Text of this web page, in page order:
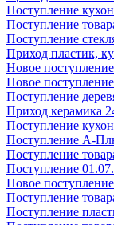
Поступление
Поступление
Поступление
Приход пластик,
Новое
Новое
Поступление
Приход керамика
Поступление
Поступление А-
Поступление
Поступление
Новое
Поступление
Поступление